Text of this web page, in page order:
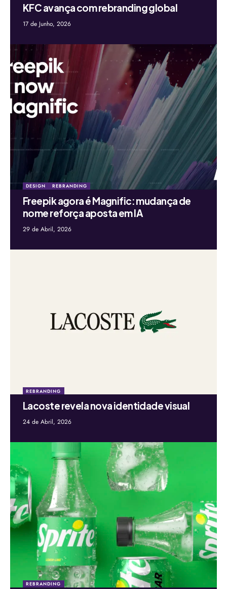
KFC avança com rebranding global
17 de Junho, 2026
DESIGN REBRANDING
Freepik agora é Magnific: mudança de
nome reforça aposta em IA
29 de Abril, 2026
REBRANDING
Lacoste revela nova identidade visual
24 de Abril, 2026
REBRANDING